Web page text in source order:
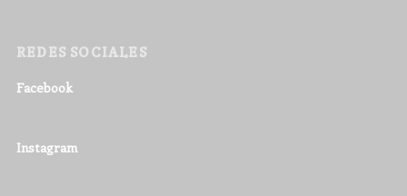
REDES SOCIALES
Facebook
Instagram